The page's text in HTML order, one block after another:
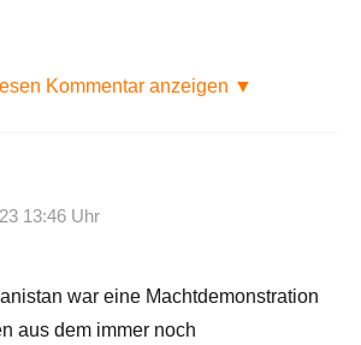
Kommentar anzeigen ▼
13:46 Uhr
war eine Machtdemonstration
aus dem immer noch